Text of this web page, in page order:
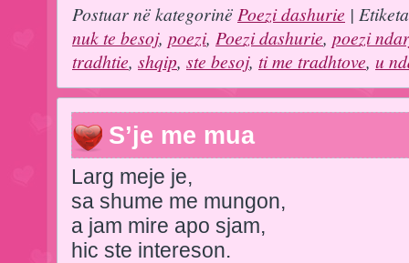
Postuar në kategorinë Poezi dashurie |
nuk te besoj, poezi, Poezi dashurie, poezi
tradhtie, shqip, ste besoj, ti me tradhtove, u
S’je me mua
Larg meje je,
sa shume me mungon,
a jam mire apo sjam,
hic ste intereson.